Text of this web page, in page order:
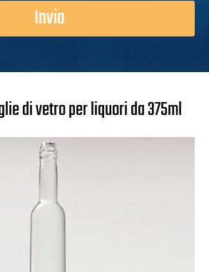
Invia
di vetro per liquori da 375ml